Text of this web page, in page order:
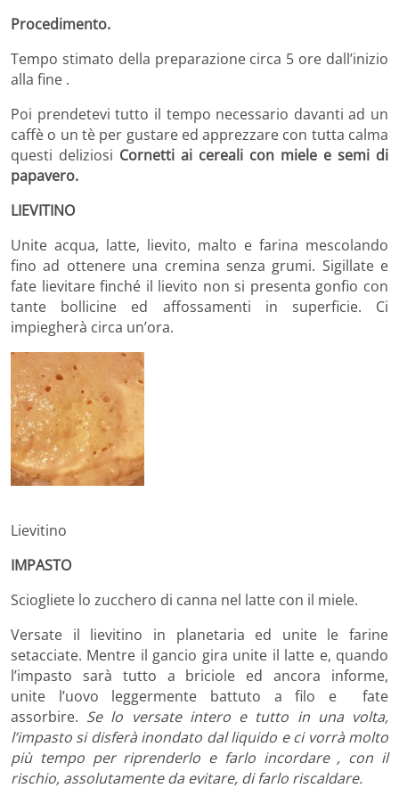
Procedimento.
Tempo stimato della preparazione circa 5 ore dall’inizio
alla fine .
Poi prendetevi tutto il tempo necessario davanti ad un
caffè o un tè per gustare ed apprezzare con tutta calma
questi deliziosi Cornetti ai cereali con miele e semi di
papavero.
LIEVITINO
Unite acqua, latte, lievito, malto e farina mescolando
fino ad ottenere una cremina senza grumi. Sigillate e
fate lievitare finché il lievito non si presenta gonfio con
tante bollicine ed affossamenti in superficie. Ci
impiegherà circa un’ora.
Lievitino
IMPASTO
Sciogliete lo zucchero di canna nel latte con il miele.
Versate il lievitino in planetaria ed unite le farine
setacciate. Mentre il gancio gira unite il latte e, quando
l’impasto sarà tutto a briciole ed ancora informe,
unite l’uovo leggermente battuto a filo e fate
assorbire. Se lo versate intero e tutto in una volta,
l’impasto si disferà inondato dal liquido e ci vorrà molto
più tempo per riprenderlo e farlo incordare , con il
rischio, assolutamente da evitare, di farlo riscaldare.